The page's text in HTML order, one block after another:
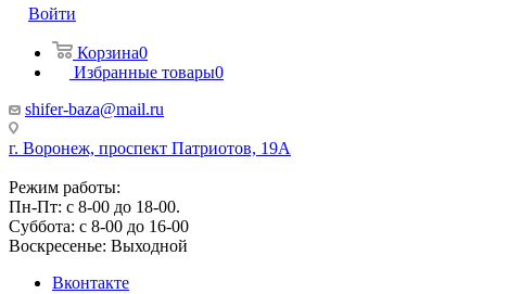
Войти
Корзина0
Избранные товары0
shifer-baza@mail.ru
г. Воронеж, проспект Патриотов, 19А
Режим работы:
Пн-Пт: с 8-00 до 18-00.
Суббота: с 8-00 до 16-00
Воскресенье: Выходной
Вконтакте